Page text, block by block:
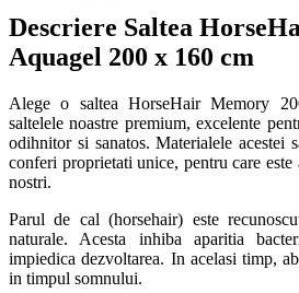
Descriere Saltea
Aquagel 200 x 160 cm
Alege o saltea HorseHair Memory
saltelele noastre premium, excelente
odihnitor si sanatos. Materialele acestei
conferi proprietati unice, pentru care este
nostri.
Parul de cal (horsehair) este
naturale. Acesta inhiba aparitia
impiedica dezvoltarea. In acelasi timp,
in timpul somnului.